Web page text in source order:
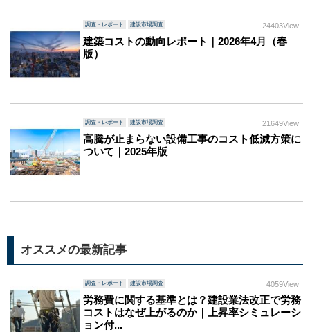
調査・レポート 建設市場調査 24403View
建築コストの動向レポート｜2026年4月（春
版）
調査・レポート 建設市場調査 21649View
高騰が止まらない設備工事のコスト低減方策に
ついて｜2025年版
オススメの最新記事
調査・レポート 建設市場調査 4059View
労務費に関する基準とは？建設業法改正で労務
コストはなぜ上がるのか｜上昇率シミュレーシ
ョン付...